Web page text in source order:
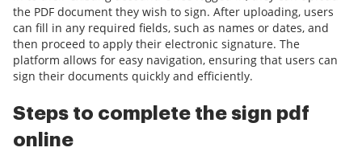
the PDF document they wish to sign. After uploading, users
can fill in any required fields, such as names or dates, and
then proceed to apply their electronic signature. The
platform allows for easy navigation, ensuring that users can
sign their documents quickly and efficiently.
Steps to complete the sign pdf
online